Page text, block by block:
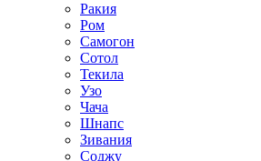
Ракия
Ром
Самогон
Сотол
Текила
Узо
Чача
Шнапс
Зивания
Соджу